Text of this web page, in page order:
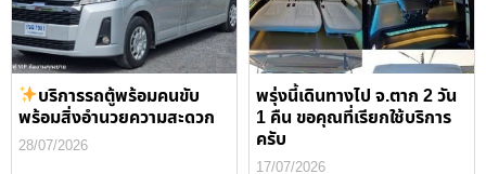
บริการรถตู้พร้อมคนขับ
พร้อมสิ่งอำนวยความสะดวก
28/07/2026
พรุ่งนี้เดินทางไป จ.ตาก 2 วัน
1 คืน ขอคุณที่เรียกใช้บริการ
ครับ
17/07/2026